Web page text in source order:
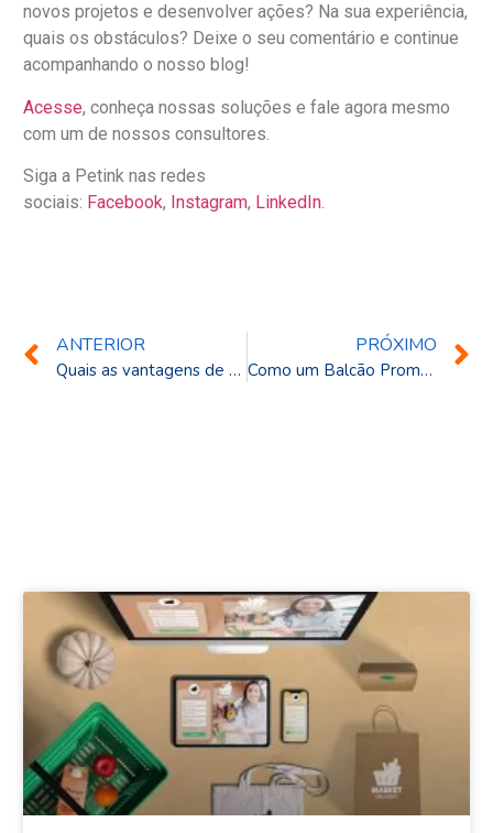
novos projetos e desenvolver ações? Na sua experiência,
quais os obstáculos? Deixe o seu comentário e continue
acompanhando o nosso blog!
Acesse, conheça nossas soluções e fale agora mesmo
com um de nossos consultores.
Siga a Petink nas redes
sociais: Facebook, Instagram, LinkedIn.
ANTERIOR
Quais as vantagens de se optar por um Totem Elíptico Automontável para seu evento ou para o ponto de venda?
PRÓXIMO
Como um Balcão Promocional pode fazer a diferença em um stand de evento?